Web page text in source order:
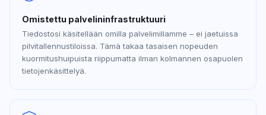
Omistettu palvelininfrastruktuuri
Tiedostosi käsitellään omilla palvelimillamme – ei jaetuissa
pilvitallennustiloissa. Tämä takaa tasaisen nopeuden
kuormitushuipuista riippumatta ilman kolmannen osapuolen
tietojenkäsittelyä.